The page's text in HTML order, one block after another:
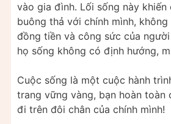
vào gia đình. Lối sống này khiến
buông thả với chính mình,
đồng tiền và công sức của
họ sống không có định hướng,
Cuộc sống là một cuộc hành
trang vững vàng, bạn hoàn
đi trên đôi chân của chính mình!